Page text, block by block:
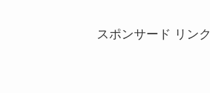
スポンサード リンク